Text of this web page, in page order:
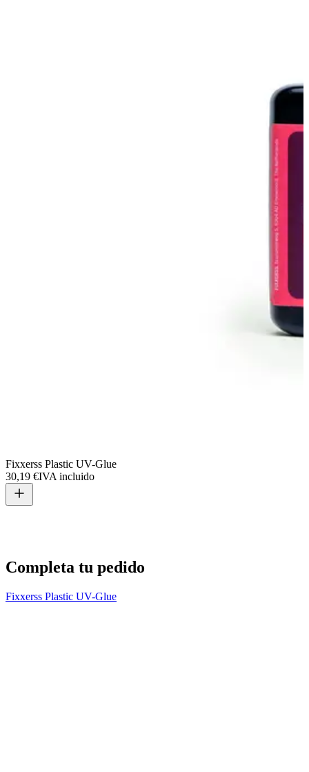
Fixxerss Plastic UV-Glue
30,19 €IVA incluido
Completa tu pedido
Fixxerss Plastic UV-Glue